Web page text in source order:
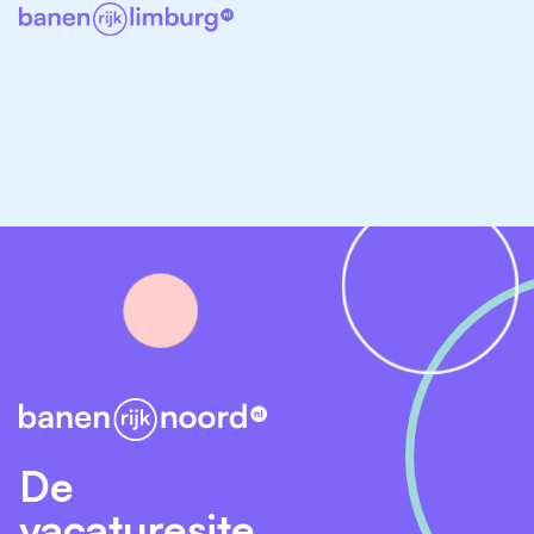
In bezit van vakgerichte opleiding
werksfeer. Bij TVM kennen wij uitstekende primaire en
Een brutosalaris van minimaal € 4.068 en
maximaal € 6.970 (op basis van 38 uur)
Boven op jouw brutosalaris bouw jij 16,33%
Individueel Keuzebudget op, waarmee je flexibele
keuzes in tijd en geld kan maken die passen bij
152 wettelijke verlofuren en 48 bovenwettelijke
De